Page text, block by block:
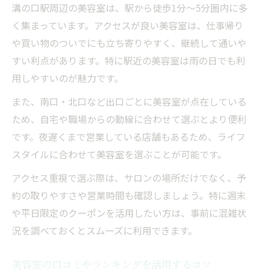
美容室で受けられるメンズ向けサービス特
溝の口駅周辺で人気のメンズ美容室を選ぶ
メンズカットが得意な美容室の特徴を解説
男性も満足できる美容室の接客ポイント
美容室選びで重視すべきメンズメニュー
髪のダメージを和らげる施術のポイント
美容室でのダメージケア施術の基本と流れ
髪質改善に特化した美容室施術の魅力
カラーやパーマ後のケアを美容室で徹底
髪の健康を保つための美容室活用法
美容室のトリートメント選び方ガイド
溝の口駅周辺の美容室は、駅から徒歩1分～5分圏内に多
く集まっています。アクセスが良い美容室は、仕事帰り
や買い物のついでにも立ち寄りやすく、継続して通いや
すい利点があります。特に駅近の美容室は雨の日でも利
用しやすいのが魅力です。
また、南口・北口など出口ごとに美容室が点在している
ため、自宅や職場からの動線に合わせて選ぶとより便利
です。夜遅くまで営業している店舗もあるため、ライフ
スタイルに合わせて美容室を選ぶことが可能です。
アクセス重視で選ぶ際は、サロンの場所だけでなく、予
約の取りやすさや営業時間も確認しましょう。特に週末
や平日限定のクーポンを活用したい方は、事前に混雑状
況を調べておくとスムーズに利用できます。
美容室の口コミやランキングを活用するコツ